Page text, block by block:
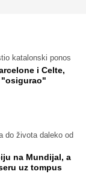
katalonski ponos
i Celte,
"osigurao"
do života daleko od
na Mundijal, a
uz tompus